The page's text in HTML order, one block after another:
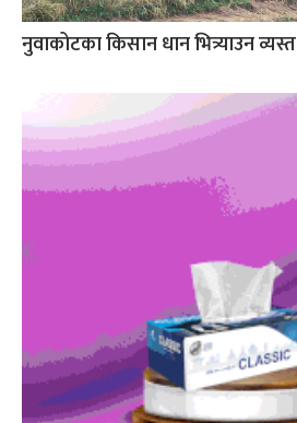
नुवाकोटका किसान धान भित्र्याउन व्यस्त